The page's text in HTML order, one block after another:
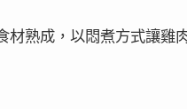
材熟成，以悶煮方式讓雞